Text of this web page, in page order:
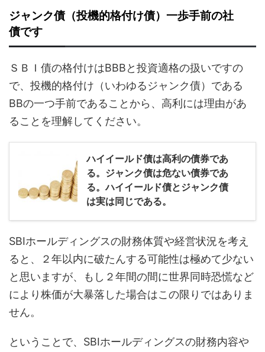
ジャンク債（投機的格付け債）一歩手前の社
債です
ＳＢＩ債の格付けはBBBと投資適格の扱いですの
で、投機的格付け（いわゆるジャンク債）である
BBの一つ手前であることから、高利には理由があ
ることを理解してください。
ハイイールド債は高利の債券であ
る。ジャンク債は危ない債券であ
る。ハイイールド債とジャンク債
は実は同じである。
SBIホールディングスの財務体質や経営状況を考え
ると、２年以内に破たんする可能性は極めて少ない
と思いますが、もし２年間の間に世界同時恐慌など
により株価が大暴落した場合はこの限りではありま
せん。
ということで、SBIホールディングスの財務内容や